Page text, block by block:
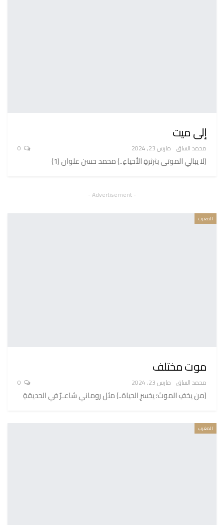
إلى ميت
محمد الساق مارس 23, 2024
(لا يبالي الموتى بثرثرةِ الأحياءِ..) محمد حسن علوان (1)
- Advertisement -
المغرب
موت مختلف
محمد الساق مارس 23, 2024
(من يخفِ الموتَ؛ يخسرِ الحياة..) مثل روماني شاعـرٌ في الحديقةِ
المغرب